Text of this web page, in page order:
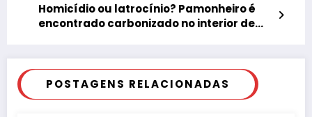
Homicídio ou latrocínio? Pamonheiro é
encontrado carbonizado no interior de
POSTAGENS RELACIONADAS